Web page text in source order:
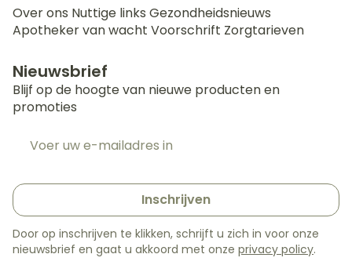
Over ons Nuttige links Gezondheidsnieuws
Apotheker van wacht Voorschrift Zorgtarieven
Nieuwsbrief
Blijf op de hoogte van nieuwe producten en
promoties
Inschrijven
Door op inschrijven te klikken, schrijft u zich in voor onze
nieuwsbrief en gaat u akkoord met onze privacy policy.